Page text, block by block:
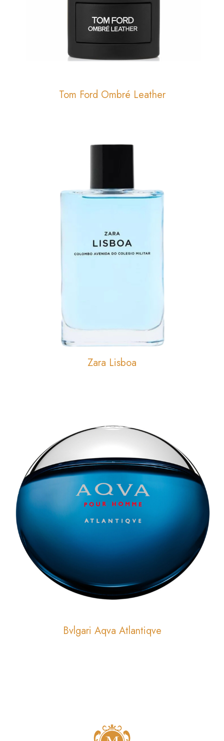
Tom Ford Ombré Leather
Zara Lisboa
Bvlgari Aqva Atlantiqve